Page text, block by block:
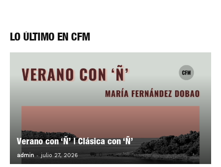
LO ÚLTIMO EN CFM
Verano con ‘Ñ’ | Clásica con ‘Ñ’
admin - julio 27, 2026 0